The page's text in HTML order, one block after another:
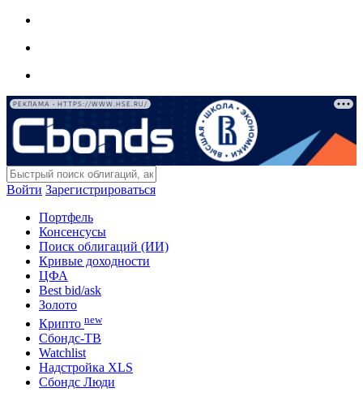
РЕКЛАМА • HTTPS://WWW.HSE.RU/
Войти Зарегистрироваться
Портфель
Консенсусы
Поиск облигаций (ИИ)
Кривые доходности
ЦФА
Best bid/ask
Золото
Крипто new
Сбондс-ТВ
Watchlist
Надстройка XLS
Сбондс Люди